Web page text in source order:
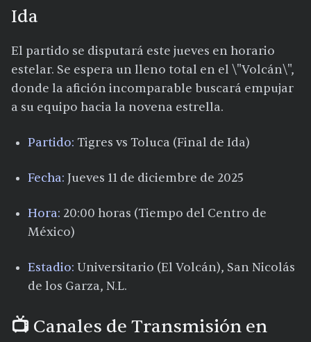
Ida
El partido se disputará este jueves en horario
estelar. Se espera un lleno total en el \"Volcán\",
donde la afición incomparable buscará empujar
a su equipo hacia la novena estrella.
Partido: Tigres vs Toluca (Final de Ida)
Fecha: Jueves 11 de diciembre de 2025
Hora: 20:00 horas (Tiempo del Centro de
México)
Estadio: Universitario (El Volcán), San Nicolás
de los Garza, N.L.
📺 Canales de Transmisión en